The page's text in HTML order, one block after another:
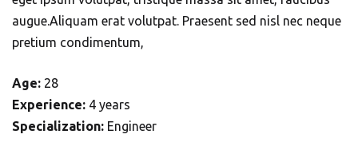
augue.Aliquam erat volutpat. Praesent sed nisl nec neque
pretium condimentum,
Age: 28
Experience: 4 years
Specialization: Engineer